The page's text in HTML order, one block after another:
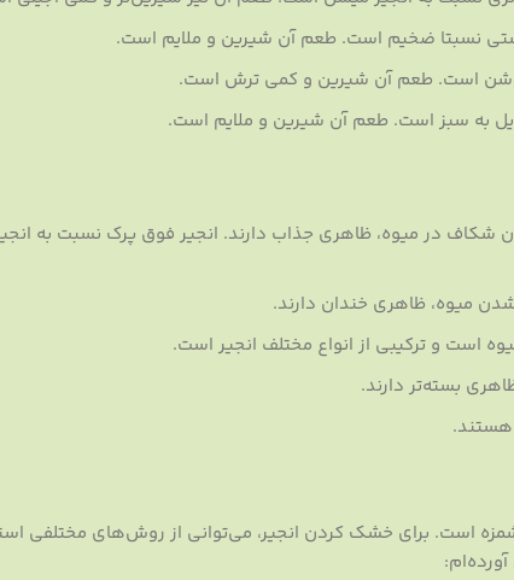
نسبتا ضخیم است. طعم آن شیرین و ملایم است.
روشن است. طعم آن شیرین و کمی ترش است.
به سبز است. طعم آن شیرین و ملایم است.
شکاف در میوه، ظاهری جذاب دارند. انجیر فوق پرک نسبت به
میوه، ظاهری خندان دارند.
است و ترکیبی از انواع مختلف انجیر است.
بسته‌تر دارند.
هستند.
است. برای خشک کردن انجیر، می‌توانی از روش‌های مختلفی